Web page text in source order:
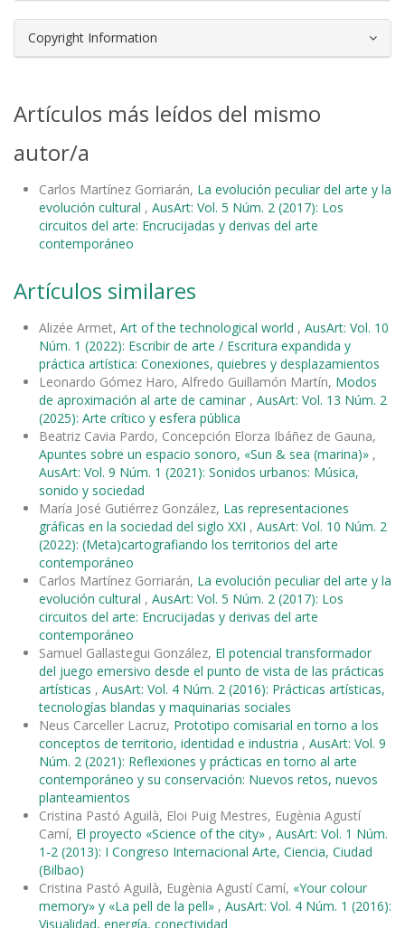
Copyright Information
Artículos más leídos del mismo
autor/a
Carlos Martínez Gorriarán, La evolución peculiar del arte y la
evolución cultural , AusArt: Vol. 5 Núm. 2 (2017): Los
circuitos del arte: Encrucijadas y derivas del arte
contemporáneo
Artículos similares
Alizée Armet, Art of the technological world , AusArt: Vol. 10
Núm. 1 (2022): Escribir de arte / Escritura expandida y
práctica artística: Conexiones, quiebres y desplazamientos
Leonardo Gómez Haro, Alfredo Guillamón Martín, Modos
de aproximación al arte de caminar , AusArt: Vol. 13 Núm. 2
(2025): Arte crítico y esfera pública
Beatriz Cavia Pardo, Concepción Elorza Ibáñez de Gauna,
Apuntes sobre un espacio sonoro, «Sun & sea (marina)» ,
AusArt: Vol. 9 Núm. 1 (2021): Sonidos urbanos: Música,
sonido y sociedad
María José Gutiérrez González, Las representaciones
gráficas en la sociedad del siglo XXI , AusArt: Vol. 10 Núm. 2
(2022): (Meta)cartografiando los territorios del arte
contemporáneo
Carlos Martínez Gorriarán, La evolución peculiar del arte y la
evolución cultural , AusArt: Vol. 5 Núm. 2 (2017): Los
circuitos del arte: Encrucijadas y derivas del arte
contemporáneo
Samuel Gallastegui González, El potencial transformador
del juego emersivo desde el punto de vista de las prácticas
artísticas , AusArt: Vol. 4 Núm. 2 (2016): Prácticas artísticas,
tecnologías blandas y maquinarias sociales
Neus Carceller Lacruz, Prototipo comisarial en torno a los
conceptos de territorio, identidad e industria , AusArt: Vol. 9
Núm. 2 (2021): Reflexiones y prácticas en torno al arte
contemporáneo y su conservación: Nuevos retos, nuevos
planteamientos
Cristina Pastó Aguilà, Eloi Puig Mestres, Eugènia Agustí
Camí, El proyecto «Science of the city» , AusArt: Vol. 1 Núm.
1-2 (2013): I Congreso Internacional Arte, Ciencia, Ciudad
(Bilbao)
Cristina Pastó Aguilà, Eugènia Agustí Camí, «Your colour
memory» y «La pell de la pell» , AusArt: Vol. 4 Núm. 1 (2016):
Visualidad, energía, conectividad